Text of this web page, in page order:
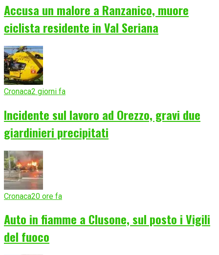
Accusa un malore a Ranzanico, muore
ciclista residente in Val Seriana
Cronaca2 giorni fa
Incidente sul lavoro ad Orezzo, gravi due
giardinieri precipitati
Cronaca20 ore fa
Auto in fiamme a Clusone, sul posto i Vigili
del fuoco